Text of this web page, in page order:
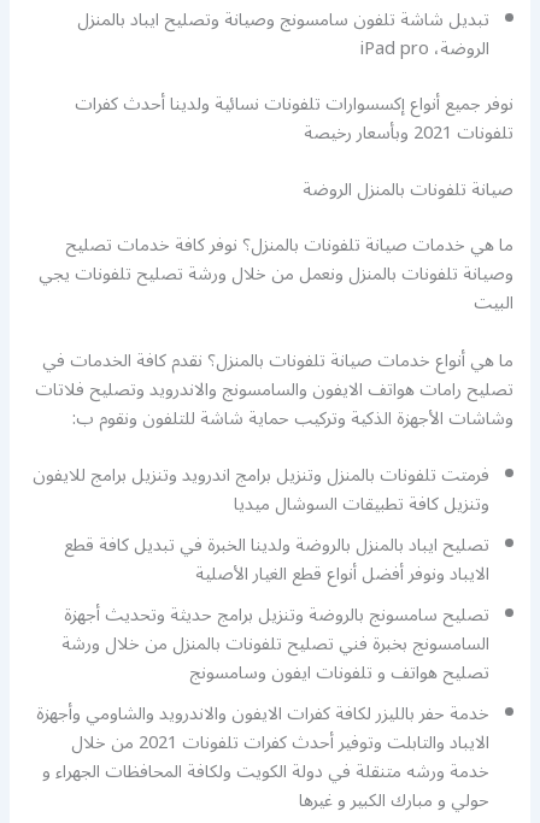
تبديل شاشة تلفون سامسونج وصيانة وتصليح ايباد بالمنزل
الروضة، iPad pro
نوفر جميع أنواع إكسسوارات تلفونات نسائية ولدينا أحدث كفرات
تلفونات 2021 وبأسعار رخيصة
صيانة تلفونات بالمنزل الروضة
ما هي خدمات صيانة تلفونات بالمنزل؟ نوفر كافة خدمات تصليح
وصيانة تلفونات بالمنزل ونعمل من خلال ورشة تصليح تلفونات يجي
البيت
ما هي أنواع خدمات صيانة تلفونات بالمنزل؟ نقدم كافة الخدمات في
تصليح رامات هواتف الايفون والسامسونج والاندرويد وتصليح فلاتات
وشاشات الأجهزة الذكية وتركيب حماية شاشة للتلفون ونقوم ب:
فرمتت تلفونات بالمنزل وتنزيل برامج اندرويد وتنزيل برامج للايفون
وتنزيل كافة تطبيقات السوشال ميديا
تصليح ايباد بالمنزل بالروضة ولدينا الخبرة في تبديل كافة قطع
الايباد ونوفر أفضل أنواع قطع الغيار الأصلية
تصليح سامسونج بالروضة وتنزيل برامج حديثة وتحديث أجهزة
السامسونج بخبرة فني تصليح تلفونات بالمنزل من خلال ورشة
تصليح هواتف و تلفونات ايفون وسامسونج
خدمة حفر بالليزر لكافة كفرات الايفون والاندرويد والشاومي وأجهزة
الايباد والتابلت وتوفير أحدث كفرات تلفونات 2021 من خلال
خدمة ورشه متنقلة في دولة الكويت ولكافة المحافظات الجهراء و
حولي و مبارك الكبير و غيرها